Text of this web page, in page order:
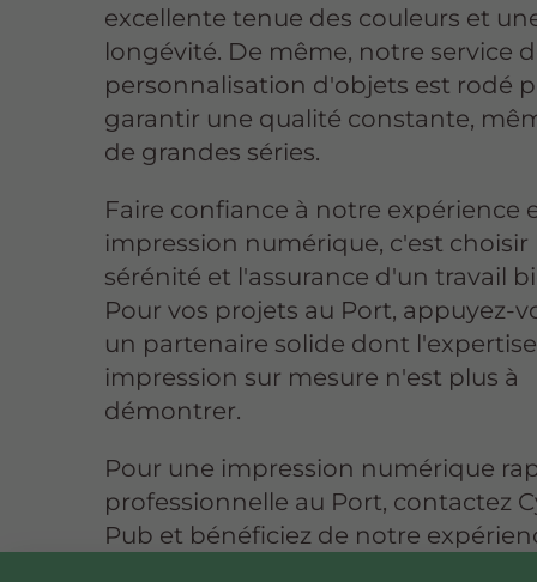
excellente tenue des couleurs et
longévité. De même, notre service
personnalisation d'objets est rodé
garantir une qualité constante,
de grandes séries.
Faire confiance à notre expérience
impression numérique, c'est choisir
sérénité et l'assurance d'un travail
Pour vos projets au Port, appuyez-
un partenaire solide dont
impression sur mesure n'est plus à
démontrer.
Pour une impression numérique
professionnelle au Port, contactez
Pub et bénéficiez de notre